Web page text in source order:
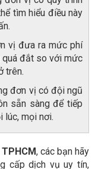
tìm hiểu điều này
vị đưa ra mức phí
quá đắt so với mức
trên.
đơn vị có đội ngũ
sẵn sàng để tiếp
lúc, mọi nơi.
, các bạn hãy
cấp dịch vụ uy tín,